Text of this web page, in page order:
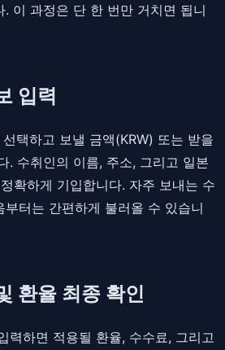
. 이 과정은 단 한 번만 거치면 됩니
입력
택하고 보낼 금액(KRW) 또는 받을
. 수취인의 이름, 주소, 그리고 일본
확하게 기입합니다. 자주 보내는 수
터는 간편하게 불러올 수 있습니
환율 최종 확인
력하면 적용될 환율, 수수료, 그리고